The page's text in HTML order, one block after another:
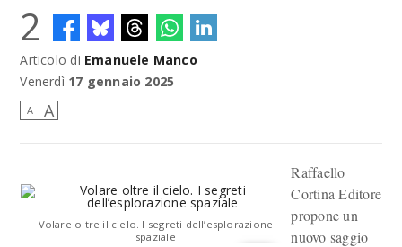
2
Articolo di Emanuele Manco
Venerdì 17 gennaio 2025
A A
Volare oltre il cielo. I segreti dell’esplorazione
spaziale
Raffaello
Cortina Editore
propone un
nuovo saggio